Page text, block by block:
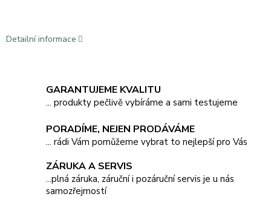
Detailní informace
GARANTUJEME KVALITU
... produkty pečlivě vybíráme a sami testujeme
PORADÍME, NEJEN PRODÁVÁME
... rádi Vám pomůžeme vybrat to nejlepší pro Vás
ZÁRUKA A SERVIS
...plná záruka, záruční i pozáruční servis je u nás
samozřejmostí